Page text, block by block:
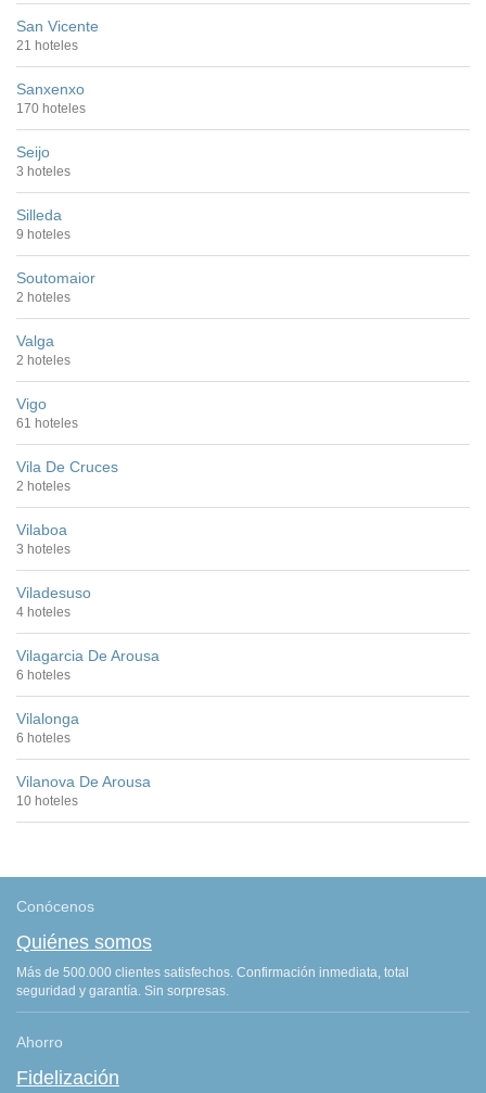
San Vicente
21 hoteles
Sanxenxo
170 hoteles
Seijo
3 hoteles
Silleda
9 hoteles
Soutomaior
2 hoteles
Valga
2 hoteles
Vigo
61 hoteles
Vila De Cruces
2 hoteles
Vilaboa
3 hoteles
Viladesuso
4 hoteles
Vilagarcia De Arousa
6 hoteles
Vilalonga
6 hoteles
Vilanova De Arousa
10 hoteles
Conócenos
Quiénes somos
Más de 500.000 clientes satisfechos. Confirmación inmediata, total
seguridad y garantía. Sin sorpresas.
Ahorro
Fidelización